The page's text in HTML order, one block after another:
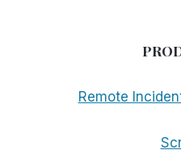
Remote